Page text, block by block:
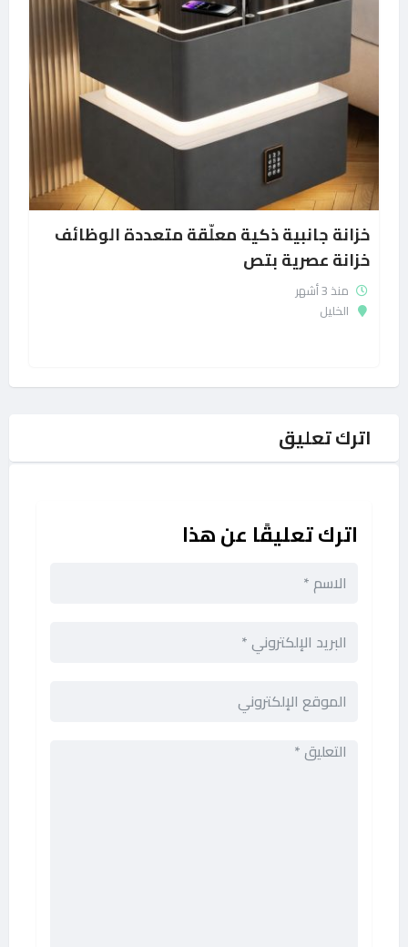
خزانة جانبية ذكية معلّقة متعددة الوظائف
خزانة عصرية بتص
منذ 3 أشهر
الخليل
اترك تعليق
اترك تعليقًا عن هذا